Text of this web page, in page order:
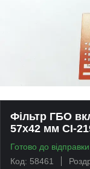
Фільтр ГБО
57х42 мм CI-
Готово до відправки
Код: 58461